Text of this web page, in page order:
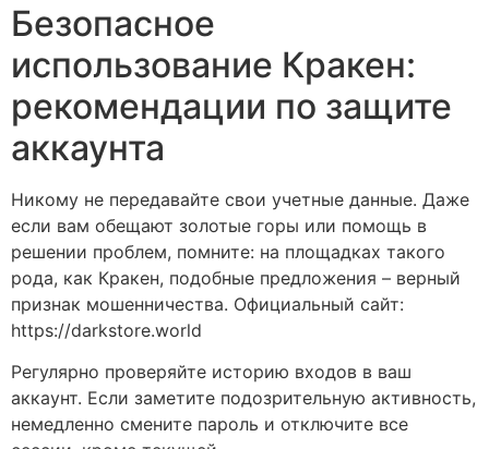
Безопасное
использование Кракен:
рекомендации по защите
аккаунта
Никому не передавайте свои учетные данные. Даже
если вам обещают золотые горы или помощь в
решении проблем, помните: на площадках такого
рода, как Кракен, подобные предложения – верный
признак мошенничества. Официальный сайт:
https://darkstore.world
Регулярно проверяйте историю входов в ваш
аккаунт. Если заметите подозрительную активность,
немедленно смените пароль и отключите все